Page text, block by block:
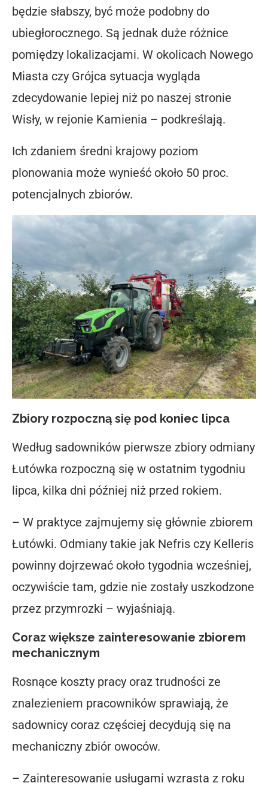
będzie słabszy, być może podobny do
ubiegłorocznego. Są jednak duże różnice
pomiędzy lokalizacjami. W okolicach Nowego
Miasta czy Grójca sytuacja wygląda
zdecydowanie lepiej niż po naszej stronie
Wisły, w rejonie Kamienia – podkreślają.
Ich zdaniem średni krajowy poziom
plonowania może wynieść około 50 proc.
potencjalnych zbiorów.
Zbiory rozpoczną się pod koniec lipca
Według sadowników pierwsze zbiory odmiany
Łutówka rozpoczną się w ostatnim tygodniu
lipca, kilka dni później niż przed rokiem.
– W praktyce zajmujemy się głównie zbiorem
Łutówki. Odmiany takie jak Nefris czy Kelleris
powinny dojrzewać około tygodnia wcześniej,
oczywiście tam, gdzie nie zostały uszkodzone
przez przymrozki – wyjaśniają.
Coraz większe zainteresowanie zbiorem
mechanicznym
Rosnące koszty pracy oraz trudności ze
znalezieniem pracowników sprawiają, że
sadownicy coraz częściej decydują się na
mechaniczny zbiór owoców.
– Zainteresowanie usługami wzrasta z roku